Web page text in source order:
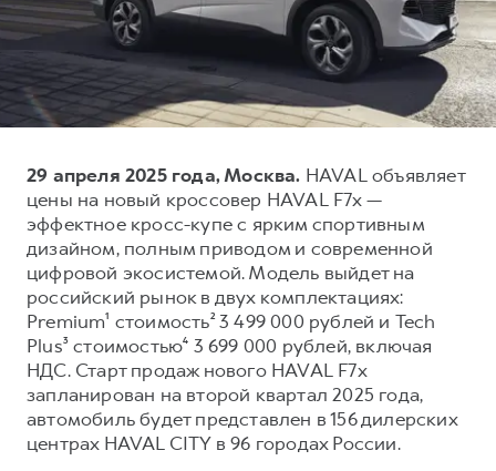
DARGO
от 3 199 000 ₽ от 3 499 000 ₽
от 2 899 000 ₽
F7X
POER
Тест-драйв
Трейд-ин
Кредитный калькулятор
Страхование
Кредит
КОРПОРАТИВНЫМ КЛИЕНТАМ
Для малого бизнеса
Корпоративным клиентам
Крупным корпоративным клиентам
СЕРВИСНОЕ ОБСЛУЖИВАНИЕ
Нулевое ТО
Программа «Помощь на дороге»
Электронный ПТС
ПОДДЕРЖКА
GWM Безопасность
Гарантия HAVAL
Мобильное приложение GWM
Программа «HAVAL Защита+»
Руководства по эксплуатации
О дилере
Наша команда
Контакты
29 апреля 2025 года, Москва. HAVAL объявляет
цены на новый кроссовер HAVAL F7x —
эффектное кросс-купе с ярким спортивным
дизайном, полным приводом и современной
цифровой экосистемой. Модель выйдет на
российский рынок в двух комплектациях:
Premium¹ стоимость² 3 499 000 рублей и Tech
Plus³ стоимостью⁴ 3 699 000 рублей, включая
НДС. Старт продаж нового HAVAL F7x
запланирован на второй квартал 2025 года,
автомобиль будет представлен в 156 дилерских
центрах HAVAL CITY в 96 городах России.